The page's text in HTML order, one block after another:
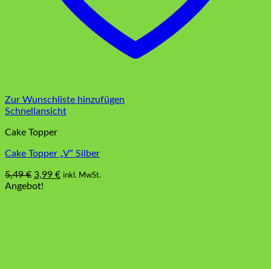
Zur Wunschliste hinzufügen
Schnellansicht
Cake Topper
Cake Topper „V“ Silber
5,49€ Ursprünglicher
Preis
3,99 €Aktueller
inkl. MwSt.
Angebot!